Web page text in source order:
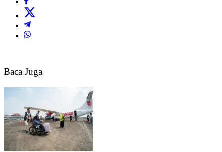
Baca Juga